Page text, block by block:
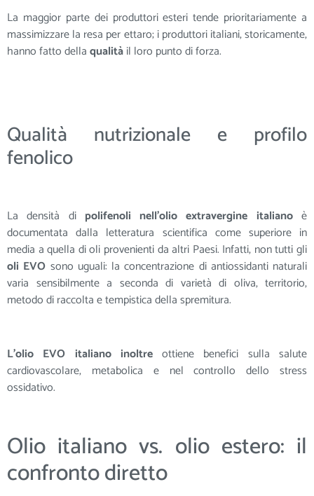
La maggior parte dei produttori esteri tende prioritariamente a
massimizzare la resa per ettaro; i produttori italiani, storicamente,
hanno fatto dellaqualitàil loro punto di forza.
Qualità nutrizionale e profilo
fenolico
La densità di polifenoli nell’olio extravergine italianoè
documentata dalla letteratura scientifica come superiore in
media a quella di oli provenienti da altri Paesi. Infatti, non tutti gli
oli EVO sono uguali: la concentrazione di antiossidanti naturali
varia sensibilmente a seconda di varietà di oliva, territorio,
metodo di raccolta e tempistica della spremitura.
L’olio EVO italiano inoltreottiene benefici sulla salute
cardiovascolare, metabolica e nel controllo dello stress
ossidativo.
Olio italiano vs. olio estero: il
confronto diretto